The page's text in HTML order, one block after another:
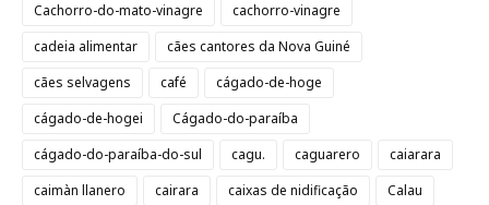
Cachorro-do-mato-vinagre
cachorro-vinagre
cadeia alimentar
cães cantores da Nova Guiné
cães selvagens
café
cágado-de-hoge
cágado-de-hogei
Cágado-do-paraíba
cágado-do-paraíba-do-sul
cagu. caguarero
caiarara
caimàn llanero
cairara caixas de nidificação Calau